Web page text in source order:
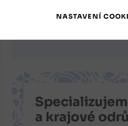
Souhlasím s tím, že můj
a krajové